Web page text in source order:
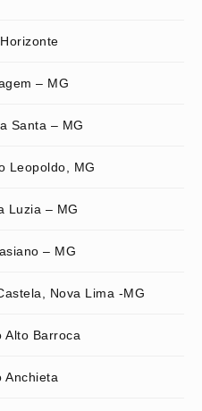
– MG
Santa – MG
Leopoldo, MG
Luzia – MG
– MG
Nova Lima -MG
Alto Barroca
Anchieta